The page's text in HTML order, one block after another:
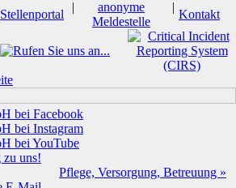
Stellenportal
|
anonyme
Meldestelle
|
Kontakt
Pflege, Versorgung, Betreuung »